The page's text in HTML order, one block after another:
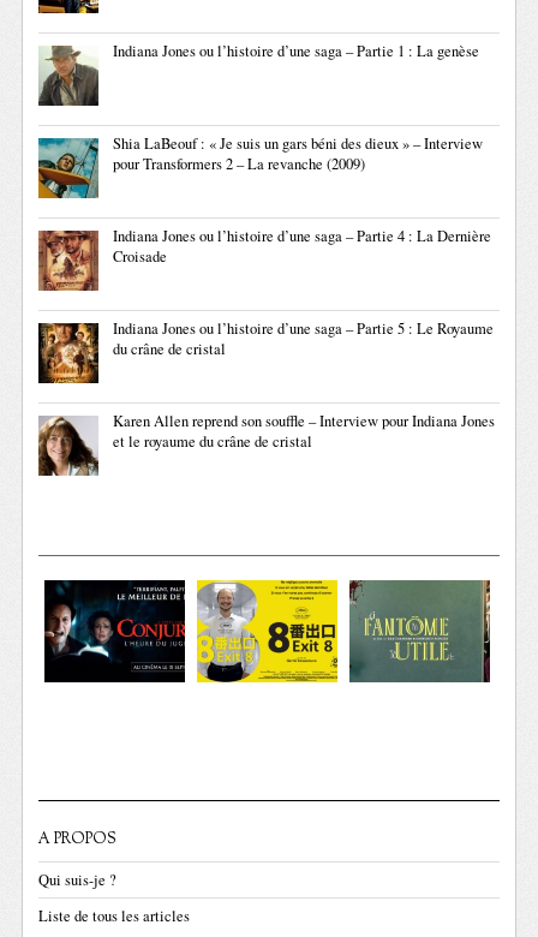
Indiana Jones ou l’histoire d’une saga – Partie 1 : La genèse
Shia LaBeouf : « Je suis un gars béni des dieux » – Interview
pour Transformers 2 – La revanche (2009)
Indiana Jones ou l’histoire d’une saga – Partie 4 : La Dernière
Croisade
Indiana Jones ou l’histoire d’une saga – Partie 5 : Le Royaume
du crâne de cristal
Karen Allen reprend son souffle – Interview pour Indiana Jones
et le royaume du crâne de cristal
A PROPOS
Qui suis-je ?
Liste de tous les articles